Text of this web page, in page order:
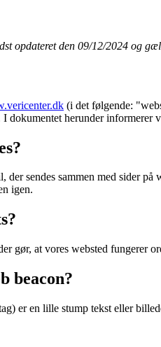
opdateret den 09/12/2024 og
(i det følgende:
I dokumentet herunder informerer
der sendes sammen med sider
igen.
gør, at vores websted fungerer
beacon?
er en lille stump tekst eller